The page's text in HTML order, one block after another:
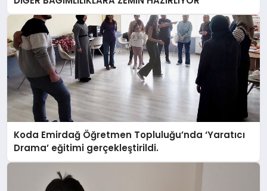
Koda Emirdağ Öğretmen Topluluğu’nda ‘Yaratıcı
Drama’ eğitimi gerçekleştirildi.